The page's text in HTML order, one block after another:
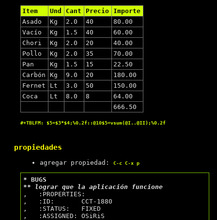
Item Und Cant Precio
Importe
Asado
Kg 2.0 40
80.00
Vacío
Kg 1.5 40
60.00
Chori
Kg 2.0 20
40.00
Pollo
Kg 2.0 35
70.00
Pan
Kg 1.5 15
22.50
Carbón
Kg 9.0 20
180.00
Fernet
Lt 3.0 50
150.00
Coca
Lt 8.0 8
64.00
666.50
#+TBLFM: $5=$3*$4;%0.2f::@10$5=vsum(@I..@II);%0.2f
propiedades
agregar propiedad: C-c C-x p
* BUGS
** lograr que la aplicación funcione
,   :PROPERTIES:
,   :ID:       CCT-1880
,   :STATUS:   FIXED
,   :ASSIGNED: OSiRiS